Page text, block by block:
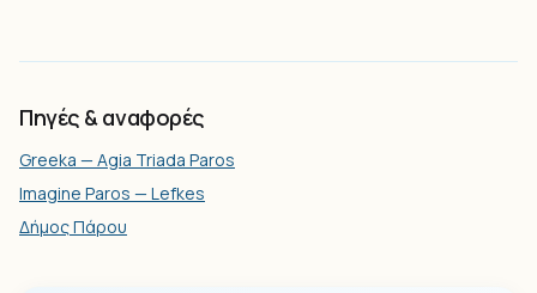
Πηγές & αναφορές
Greeka — Agia Triada Paros
Imagine Paros — Lefkes
Δήμος Πάρου